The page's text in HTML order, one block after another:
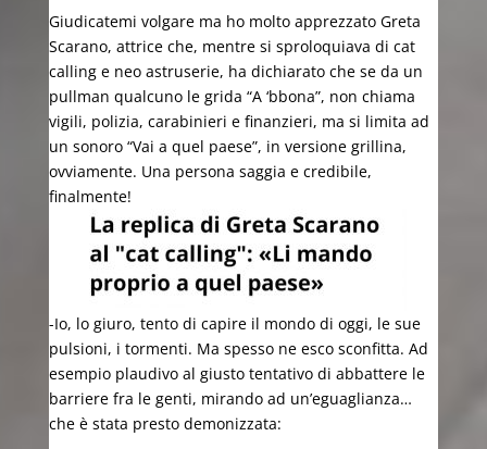
Giudicatemi volgare ma ho molto apprezzato Greta
Scarano, attrice che, mentre si sproloquiava di cat
calling e neo astruserie, ha dichiarato che se da un
pullman qualcuno le grida “A ‘bbona”, non chiama
vigili, polizia, carabinieri e finanzieri, ma si limita ad
un sonoro “Vai a quel paese”, in versione grillina,
ovviamente. Una persona saggia e credibile,
finalmente!
-Io, lo giuro, tento di capire il mondo di oggi, le sue
pulsioni, i tormenti. Ma spesso ne esco sconfitta. Ad
esempio plaudivo al giusto tentativo di abbattere le
barriere fra le genti, mirando ad un’eguaglianza…
che è stata presto demonizzata: